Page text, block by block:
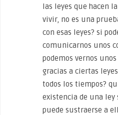
las leyes que hacen
vivir, no es una
con esas leyes? si
comunicarnos unos
podemos vernos
gracias a ciertas
todos los tiempos?
existencia de una ley
puede sustraerse a